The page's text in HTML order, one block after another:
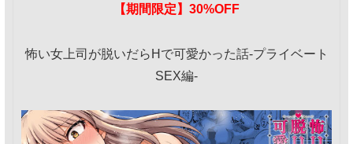
【期間限定】30%OFF
怖い女上司が脱いだらHで可愛かった話-プライベート
SEX編-